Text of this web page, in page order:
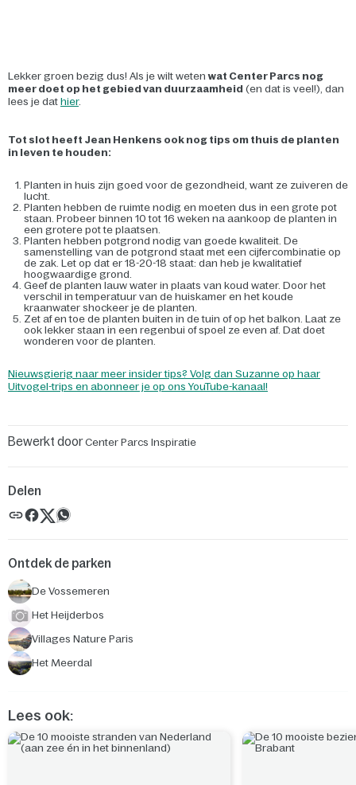
Lekker groen bezig dus! Als je wilt wetenwat Center Parcs nog
meer doet op het gebied van duurzaamheid (en dat is veel!), dan
lees je dat hier.
Tot slot heeft Jean Henkens ook nog tips om thuis de planten
in leven te houden:
Planten in huis zijn goed voor de gezondheid, want ze zuiveren de
lucht.
Planten hebben de ruimte nodig en moeten dus in een grote pot
staan. Probeer binnen 10 tot 16 weken na aankoop de planten in
een grotere pot te plaatsen.
Planten hebben potgrond nodig van goede kwaliteit. De
samenstelling van de potgrond staat met een cijfercombinatie op
de zak. Let op dat er 18-20-18 staat: dan heb je kwalitatief
hoogwaardige grond.
Geef de planten lauw water in plaats van koud water. Door het
verschil in temperatuur van de huiskamer en het koude
kraanwater shockeer je de planten.
Zet af en toe de planten buiten in de tuin of op het balkon. Laat ze
ook lekker staan in een regenbui of spoel ze even af. Dat doet
wonderen voor de planten.
Nieuwsgierig naar meer insider tips? Volg dan Suzanne op haar
Uitvogel-trips en abonneer je op ons YouTube-kanaal!
Bewerkt doorCenter Parcs Inspiratie
Ontdek de parken
De Vossemeren
Het Heijderbos
Villages Nature Paris
Het Meerdal
Delen
Lees ook: